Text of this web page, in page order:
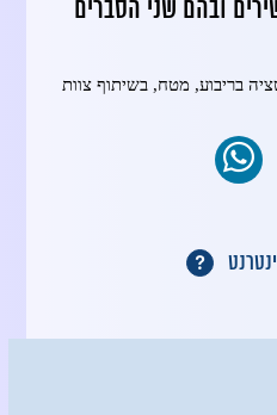
ובהם שני הסברים
בריבוע, מטח, בשיתוף צוות